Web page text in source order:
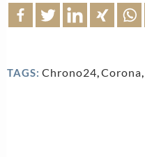
TAGS: Chrono24 Corona